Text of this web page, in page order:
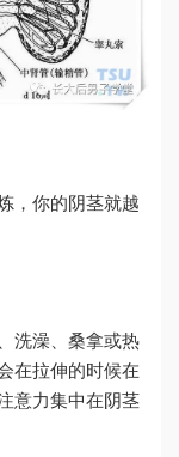
，你的阴茎就越
洗澡、桑拿或热
在拉伸的时候在
意力集中在阴茎